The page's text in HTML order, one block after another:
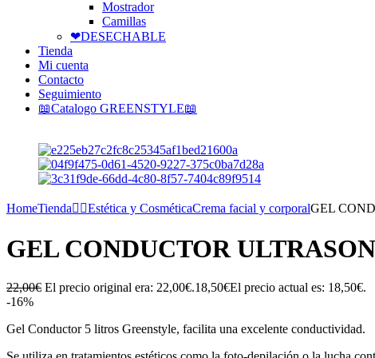
Mostrador
Camillas
❤DESECHABLE
Tienda
Mi cuenta
Contacto
Seguimiento
📖Catalogo GREENSTYLE📖
HomeTienda🧘‍♀️Estética y CosméticaCrema facial y corporalGEL
GEL CONDUCTOR
22,00€ El precio original era: 22,00€.18,50€El precio actual es: 18,50€.
-16%
Gel Conductor 5 litros Greenstyle, facilita una excelente conductividad.